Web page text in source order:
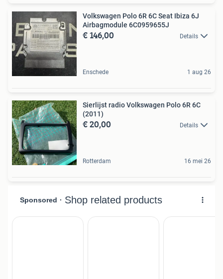
Volkswagen Polo 6R 6C Seat Ibiza 6J
Airbagmodule 6C0959655J
€ 146,00 Details
Enschede 1 aug 26
Sierlijst radio Volkswagen Polo 6R 6C
(2011)
€ 20,00 Details
Rotterdam 16 mei 26